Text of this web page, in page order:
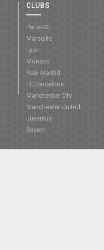
CLUBS
Paris-SG
Marseille
Lyon
Monaco
Real Madrid
FC Barcelona
Manchester City
Manchester United
Juventus
Bayern